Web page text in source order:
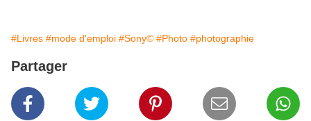
#Livres #mode d'emploi #Sony© #Photo #photographie
Partager